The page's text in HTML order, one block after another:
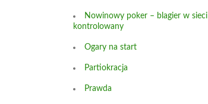
Nowinowy poker – blagier w sieci
kontrolowany
Ogary na start
Partiokracja
Prawda